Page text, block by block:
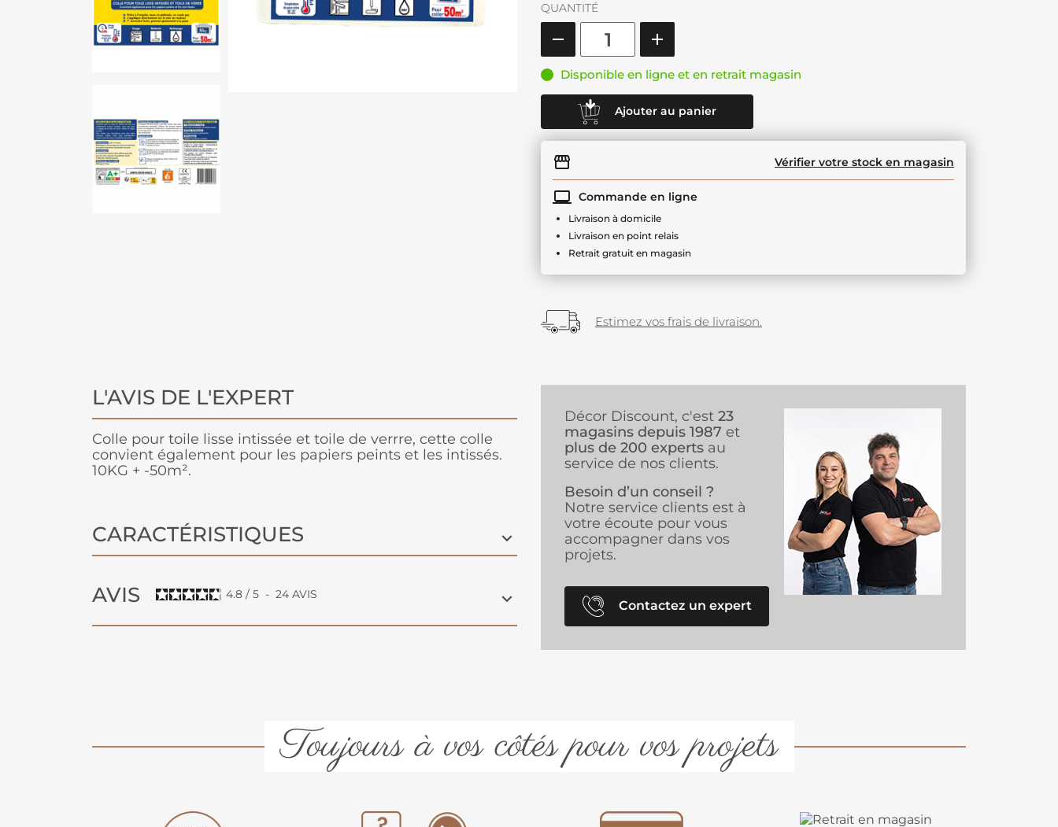
QUANTITÉ
Disponible en ligne et en retrait magasin
Ajouter au panier
Vérifier votre stock en magasin
Commande en ligne
Livraison à domicile
Livraison en point relais
Retrait gratuit en magasin
Estimez vos frais de livraison.
L'AVIS DE L'EXPERT
Colle pour toile lisse intissée et toile de verrre, cette colle
convient également pour les papiers peints et les intissés.
10KG + -50m².
CARACTÉRISTIQUES
AVIS 4.8 / 5 - 24 AVIS
Décor Discount, c'est 23
magasins depuis 1987 et
plus de 200 experts au
service de nos clients.
Besoin d’un conseil ?
Notre service clients est à
votre écoute pour vous
accompagner dans vos
projets.
Contactez un expert
Toujours à vos côtés pour vos projets